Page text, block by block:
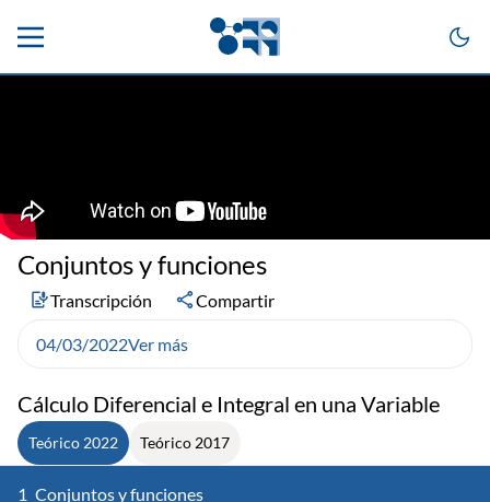
Cálculo Diferencial e Integral en una Variable
Teórico 2022 Teórico 2017
1 Conjuntos y funciones
Conjuntos y funciones
Transcripción Compartir
04/03/2022Ver más